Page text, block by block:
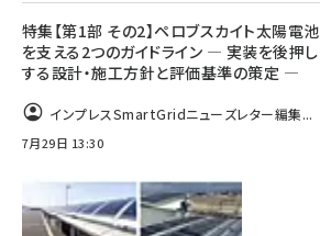
特集【第1部 その2】ペロブスカイト太陽電池
を支える2つのガイドライン ― 実装を後押し
する設計・施工方針と評価基準の策定 ―
インプレスSmartGridニューズレター編集...
7月29日 13:30